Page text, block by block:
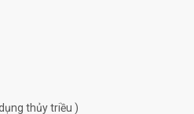
thủy triều )